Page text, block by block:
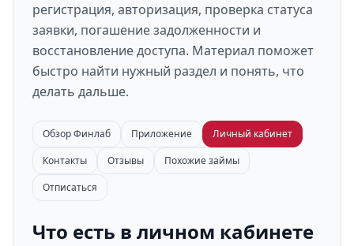
регистрация, авторизация, проверка статуса
заявки, погашение задолженности и
восстановление доступа. Материал поможет
быстро найти нужный раздел и понять, что
делать дальше.
Обзор Финлаб Приложение
Личный кабинет
Контакты
Отзывы
Похожие займы
Отписаться
Что есть в личном кабинете